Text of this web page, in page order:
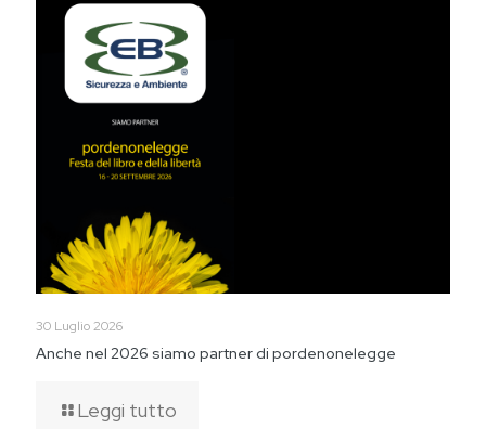
30 Luglio 2026
Anche nel 2026 siamo partner di pordenonelegge
Leggi tutto